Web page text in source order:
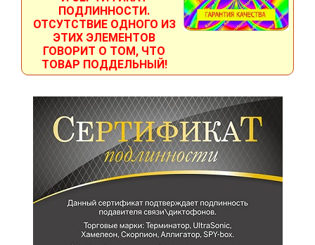
ПОДЛИННОСТИ.
ОТСУТСТВИЕ ОДНОГО ИЗ
ЭТИХ ЭЛЕМЕНТОВ
ГОВОРИТ О ТОМ, ЧТО
ТОВАР ПОДДЕЛЬНЫЙ!